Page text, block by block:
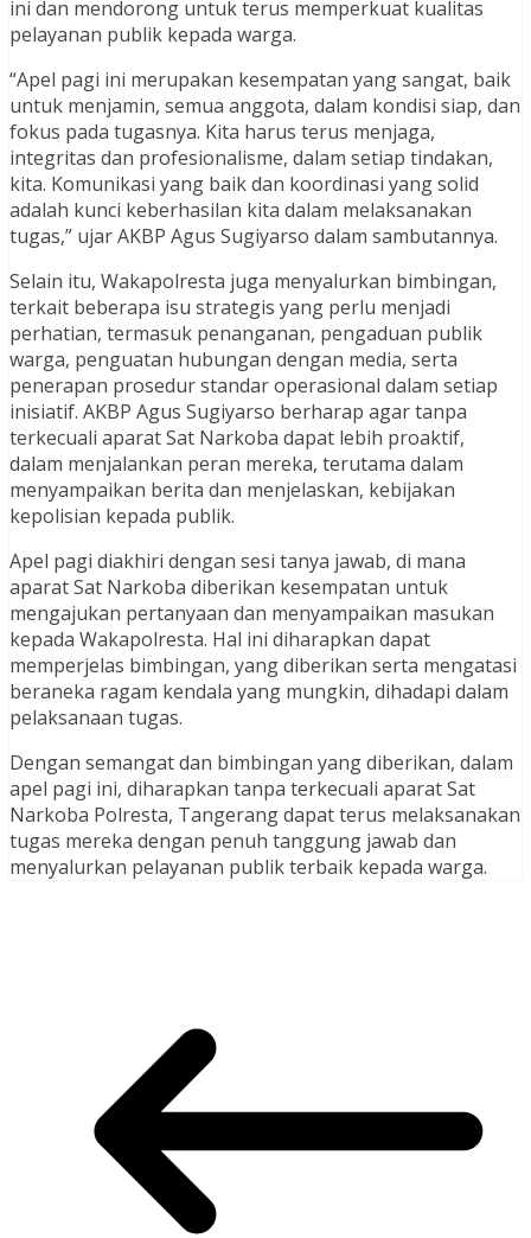
ini dan mendorong untuk terus memperkuat kualitas
pelayanan publik kepada warga.
“Apel pagi ini merupakan kesempatan yang sangat, baik
untuk menjamin, semua anggota, dalam kondisi siap, dan
fokus pada tugasnya. Kita harus terus menjaga,
integritas dan profesionalisme, dalam setiap tindakan,
kita. Komunikasi yang baik dan koordinasi yang solid
adalah kunci keberhasilan kita dalam melaksanakan
tugas,” ujar AKBP Agus Sugiyarso dalam sambutannya.
Selain itu, Wakapolresta juga menyalurkan bimbingan,
terkait beberapa isu strategis yang perlu menjadi
perhatian, termasuk penanganan, pengaduan publik
warga, penguatan hubungan dengan media, serta
penerapan prosedur standar operasional dalam setiap
inisiatif. AKBP Agus Sugiyarso berharap agar tanpa
terkecuali aparat Sat Narkoba dapat lebih proaktif,
dalam menjalankan peran mereka, terutama dalam
menyampaikan berita dan menjelaskan, kebijakan
kepolisian kepada publik.
Apel pagi diakhiri dengan sesi tanya jawab, di mana
aparat Sat Narkoba diberikan kesempatan untuk
mengajukan pertanyaan dan menyampaikan masukan
kepada Wakapolresta. Hal ini diharapkan dapat
memperjelas bimbingan, yang diberikan serta mengatasi
beraneka ragam kendala yang mungkin, dihadapi dalam
pelaksanaan tugas.
Dengan semangat dan bimbingan yang diberikan, dalam
apel pagi ini, diharapkan tanpa terkecuali aparat Sat
Narkoba Polresta, Tangerang dapat terus melaksanakan
tugas mereka dengan penuh tanggung jawab dan
menyalurkan pelayanan publik terbaik kepada warga.